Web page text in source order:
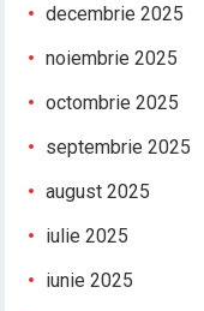
decembrie 2025
noiembrie 2025
octombrie 2025
septembrie 2025
august 2025
iulie 2025
iunie 2025